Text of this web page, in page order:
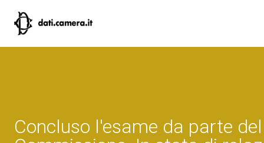
Concluso l'esame da parte